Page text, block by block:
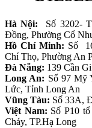
Hà Nội: Số 3202-
Đồng, Phường Cổ
Hồ Chí Minh: Số
Chí Thọ, Phường An
Đà Nẵng: 139 Cần
Long An: Số 97 Mỹ
Lức, Tỉnh Long An
Vũng Tàu: Số 33A,
Việt Nam: Số P10
Cháy, TP.Hạ Long